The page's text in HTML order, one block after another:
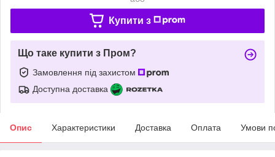
Купити з
Що таке купити з Пром?
Замовлення під захистом
Доступна доставка
Опис Характеристики Доставка Оплата Умови